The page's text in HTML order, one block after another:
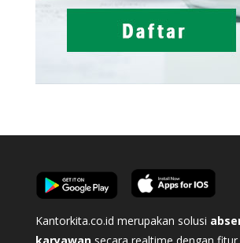
Kantorkita.co.id merupakan solusi